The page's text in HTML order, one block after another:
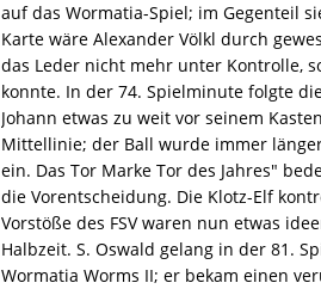
auf das Wormatia-Spiel; im Gegenteil
Karte wäre Alexander Völkl durch
das Leder nicht mehr unter Kontrolle,
konnte. In der 74. Spielminute folgte
Johann etwas zu weit vor seinem
Mittellinie; der Ball wurde immer
ein. Das Tor Marke Tor des Jahres"
die Vorentscheidung. Die Klotz-Elf
Vorstöße des FSV waren nun etwas
Halbzeit. S. Oswald gelang in der 81.
Wormatia Worms II; er bekam einen